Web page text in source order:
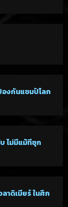
งกันแชมป์โลก
ไม่มีแม้ที่ซุก
าดิเมียร์ ในศึก